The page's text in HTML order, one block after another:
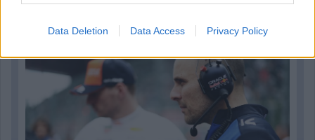
Data Deletion Data Access Privacy Policy
Sajtó: Az Aston Martintól érkezik Lambiase utódja a Red